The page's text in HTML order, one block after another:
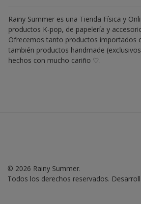
Rainy Summer es una Tienda Física y
productos K-pop, de papelería y
Ofrecemos tanto productos importados
también productos handmade
hechos con mucho cariño ♡.
© 2026 Rainy Summer.
Todos los derechos reservados.